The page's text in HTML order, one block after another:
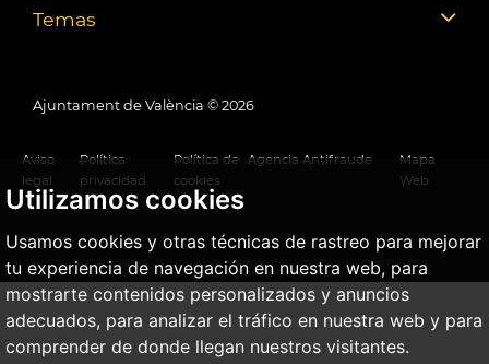
Utilizamos cookies
Usamos cookies y otras técnicas de rastreo para mejorar
tu experiencia de navegación en nuestra web, para
mostrarte contenidos personalizados y anuncios
adecuados, para analizar el tráfico en nuestra web y para
comprender de donde llegan nuestros visitantes.
Temas
Ajuntament de València © 2026
Aviso
legal
Política
privacidad
Política de
cookies
Agencia Antifraude
Mapa
Web